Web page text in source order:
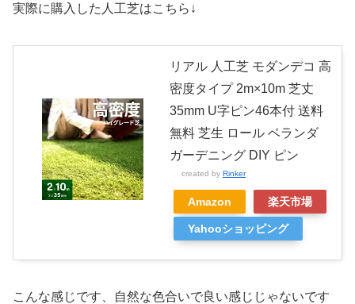
実際に購入した人工芝はこちら↓
リアル 人工芝 モダンデコ 高
密度タイプ 2m×10m 芝丈
35mm U字ピン46本付 送料
無料 芝生 ロール ベランダ
ガーデニング DIY ピン
created by Rinker
Amazon 楽天市場
Yahooショッピング
こんな感じです、自然な色合いで良い感じじゃないです